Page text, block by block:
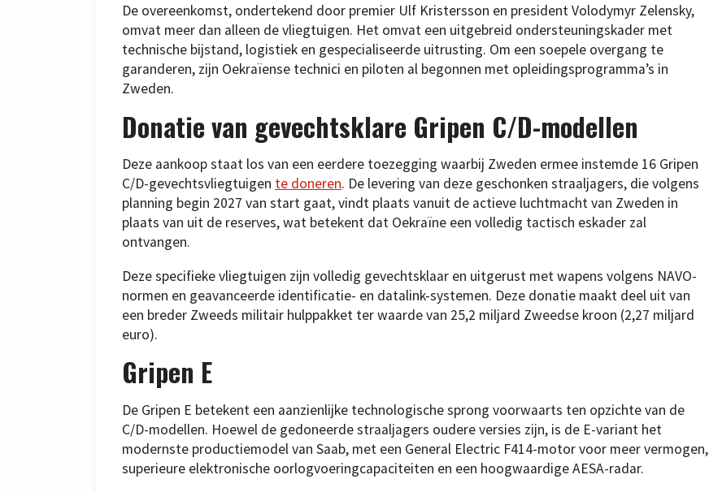
De overeenkomst, ondertekend door premier Ulf Kristersson en president Volodymyr Zelensky,
omvat meer dan alleen de vliegtuigen. Het omvat een uitgebreid ondersteuningskader met
technische bijstand, logistiek en gespecialiseerde uitrusting. Om een soepele overgang te
garanderen, zijn Oekraïense technici en piloten al begonnen met opleidingsprogramma’s in
Zweden.
Donatie van gevechtsklare Gripen C/D-modellen
Deze aankoop staat los van een eerdere toezegging waarbij Zweden ermee instemde 16 Gripen
C/D-gevechtsvliegtuigen te doneren. De levering van deze geschonken straaljagers, die volgens
planning begin 2027 van start gaat, vindt plaats vanuit de actieve luchtmacht van Zweden in
plaats van uit de reserves, wat betekent dat Oekraïne een volledig tactisch eskader zal
ontvangen.
Deze specifieke vliegtuigen zijn volledig gevechtsklaar en uitgerust met wapens volgens NAVO-
normen en geavanceerde identificatie- en datalink-systemen. Deze donatie maakt deel uit van
een breder Zweeds militair hulppakket ter waarde van 25,2 miljard Zweedse kroon (2,27 miljard
euro).
Gripen E
De Gripen E betekent een aanzienlijke technologische sprong voorwaarts ten opzichte van de
C/D-modellen. Hoewel de gedoneerde straaljagers oudere versies zijn, is de E-variant het
modernste productiemodel van Saab, met een General Electric F414-motor voor meer vermogen,
superieure elektronische oorlogvoeringcapaciteiten en een hoogwaardige AESA-radar.